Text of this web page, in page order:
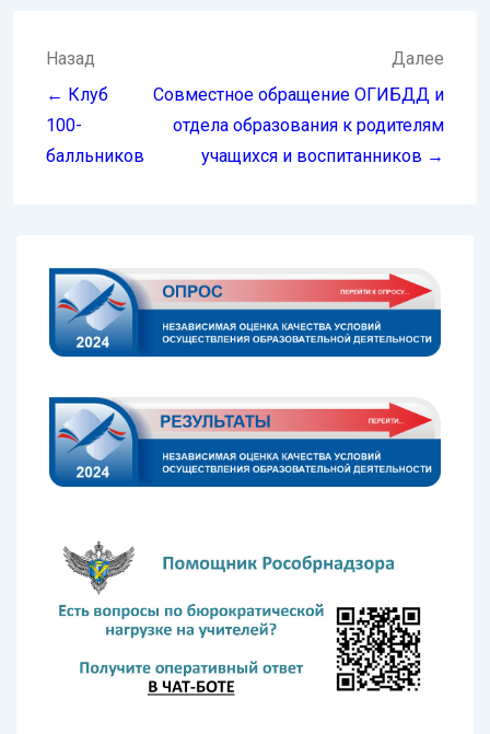
Навигация
по
записям
Назад
← Клуб
100-
балльников
Далее
Cовместное обращение ОГИБДД и
отдела образования к родителям
учащихся и воспитанников →